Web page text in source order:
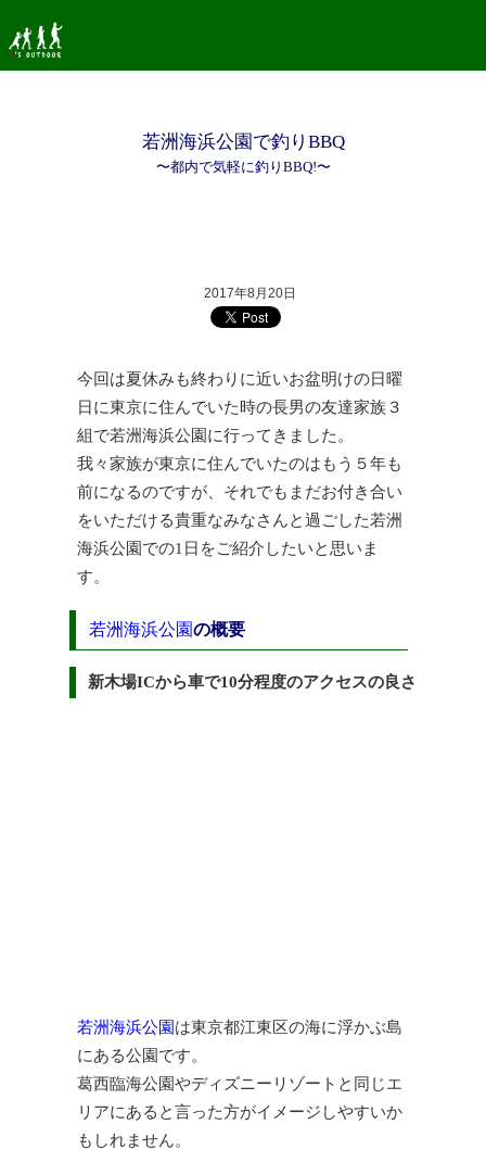
若洲海浜公園で釣りBBQ
〜都内で気軽に釣りBBQ!〜
2017年8月20日
今回は夏休みも終わりに近いお盆明けの日曜
日に東京に住んでいた時の長男の友達家族３
組で若洲海浜公園に行ってきました。
我々家族が東京に住んでいたのはもう５年も
前になるのですが、それでもまだお付き合い
をいただける貴重なみなさんと過ごした若洲
海浜公園での1日をご紹介したいと思いま
す。
若洲海浜公園の概要
新木場ICから車で10分程度のアクセスの良さ
若洲海浜公園 は東京都江東区の海に浮かぶ島
にある公園です。
葛西臨海公園やディズニーリゾートと同じエ
リアにあると言った方がイメージしやすいか
もしれません。